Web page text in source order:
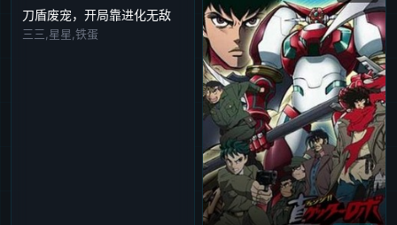
刀盾废宠，开局靠进化无敌
三三,星星,铁蛋